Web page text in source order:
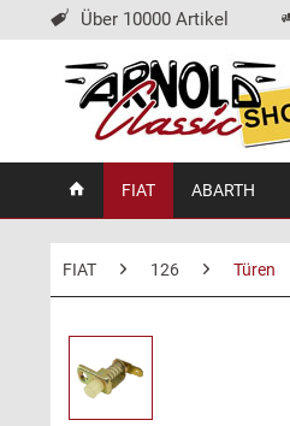
Über 10000 Artikel
FIAT ABARTH
FIAT 126 Türen